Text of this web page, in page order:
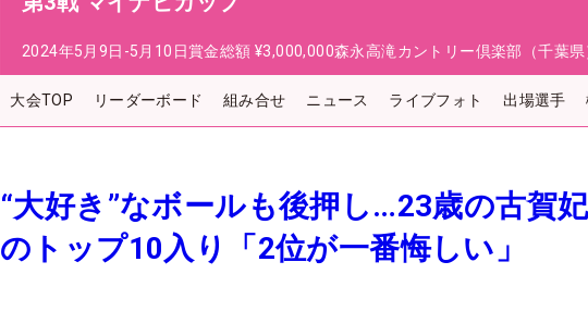
2024年5月9日-5月10日賞金総額 ¥3,000,000森永高滝カントリー倶楽部（千葉県
大会TOP リーダーボード 組み合せ ニュース ライブフォト 出場選手
“大好き”なボールも後押し…23歳の古賀
のトップ10入り「2位が一番悔しい」